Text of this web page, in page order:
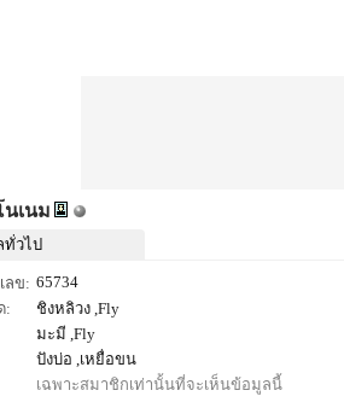
นเนม
วไป
ลข: 65734
:
ชิงหลิวง ,Fly
มะมี ,Fly
ปังบ่อ ,เหยื่อขน
เฉพาะสมาชิกเท่านั้นที่จะเห็นข้อมูลนี้